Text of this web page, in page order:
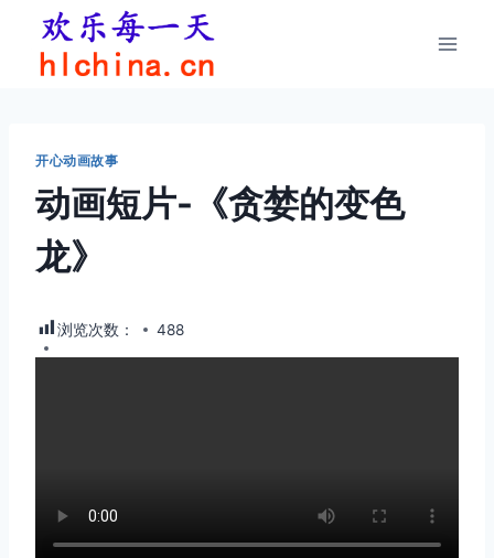
开心动画故事
动画短片-《贪婪的变色
龙》
浏览次数： 488